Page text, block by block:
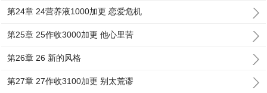
第24章 24营养液1000加更 恋爱危机
第25章 25作收3000加更 他心里苦
第26章 26 新的风格
第27章 27作收3100加更 别太荒谬